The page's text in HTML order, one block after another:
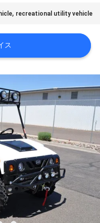
, recreational utility vehicle
ス